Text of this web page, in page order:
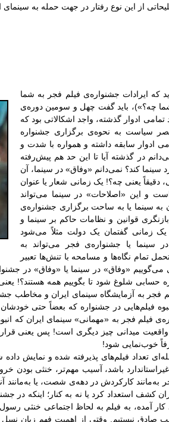
از این نوع رفتار در جهت حمله به
که ایرادات جشنواره‌ی فیلم فجر به شما
چه؟»)، باید گفت چهل و سومین دوره‌ی
تمامی ادوار گذشته، واجد اشکالاتی بود که
سیاست به نحوه‌ی برگزاری جشنواره
ادوار سابقه داشته و همواره با شدت و
در گذشته آیا تا این حد هم پیش‌رفته
سینما کند؟ نمی‌دانم «وفاق» در سینما، آن
دقیقاً یعنی چه؟! یک زمانی شعار یا عنوان
و این «اصلاحات» در سینما می‌تواند
به سینما یا به ساحت برگزاری جشنواره‌ی
قوانین و نظامات حاکم بر سینما و
یک زمانی گفتمان یک دولت مثلاً می‌شود
سینما یا جشنواره‌ی فجر می‌تواند به
تمام نگاه‌ها و مسامحه با تنش‌ها تعبیر
«وفاق» در سینما یا «وفاق» در
حسابی شلوغ شود تا بگوییم همه هستند؟!
فجر به آزمایشگاه سینمای ایران و مخاطب
فیلم‌هایی در جشنواره که بعضاً حتی
فیلم فجر به «مهمانی» سینمای ایران که
میدانی چیز دیگری است! پس یعنی
خوب‌نمایی شود!
تعداد فیلم‌های پذیرفته شده و نمایش
باشد، آسیب مهم‌تر، خنثی بودن
به‌مانند کارکردش در دهه‌ی شصت، یا
کشف استعداد کرد یا نه به کنار؛ اینکه
آمده، به فیلم به لحاظ اجتماعی خنثی
صادق نیستیم. وقتی از اهمیت فهم زبان نسل